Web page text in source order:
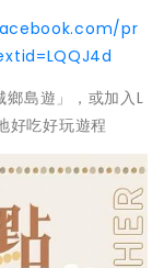
pr
島遊」，或加入L
吃好玩遊程